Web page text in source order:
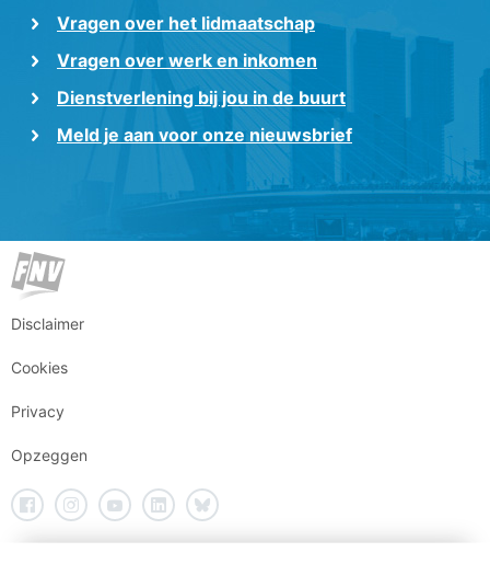
Vragen over het lidmaatschap
Vragen over werk en inkomen
Dienstverlening bij jou in de buurt
Meld je aan voor onze nieuwsbrief
Disclaimer
Cookies
Privacy
Opzeggen